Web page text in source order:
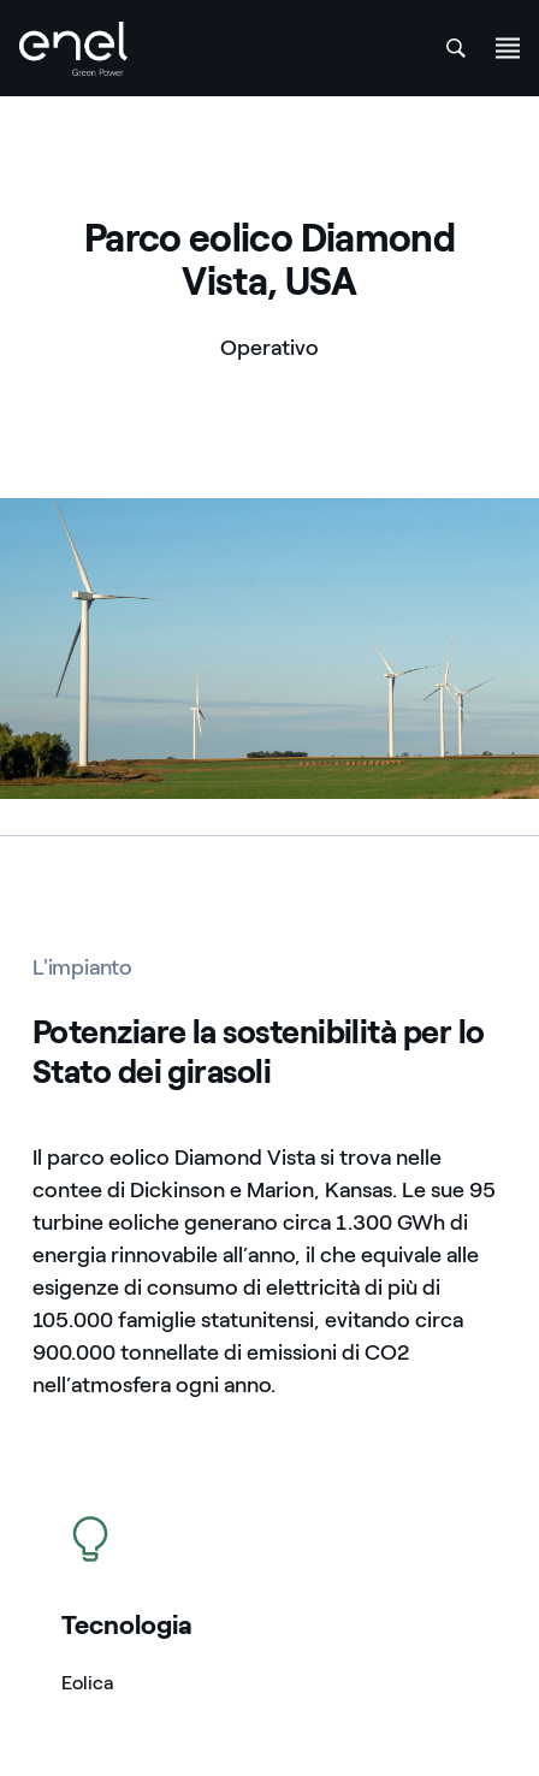
Parco eolico Diamond
Vista, USA
Operativo
L'impianto
Potenziare la sostenibilità per lo
Stato dei girasoli
Il parco eolico Diamond Vista si trova nelle
contee di Dickinson e Marion, Kansas. Le sue 95
turbine eoliche generano circa 1.300 GWh di
energia rinnovabile all’anno, il che equivale alle
esigenze di consumo di elettricità di più di
105.000 famiglie statunitensi, evitando circa
900.000 tonnellate di emissioni di CO2
nell’atmosfera ogni anno.
icona
Tecnologia
Eolica